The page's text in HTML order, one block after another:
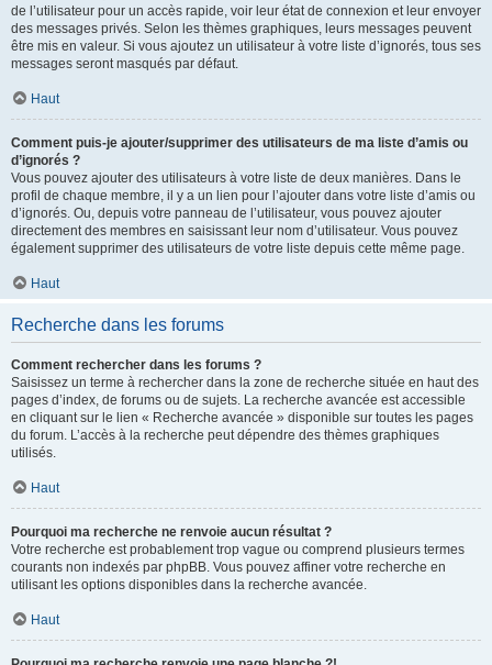
de l’utilisateur pour un accès rapide, voir leur état de connexion et leur envoyer
des messages privés. Selon les thèmes graphiques, leurs messages peuvent
être mis en valeur. Si vous ajoutez un utilisateur à votre liste d’ignorés, tous ses
messages seront masqués par défaut.
Haut
Comment puis-je ajouter/supprimer des utilisateurs de ma liste d’amis ou
d’ignorés ?
Vous pouvez ajouter des utilisateurs à votre liste de deux manières. Dans le
profil de chaque membre, il y a un lien pour l’ajouter dans votre liste d’amis ou
d’ignorés. Ou, depuis votre panneau de l’utilisateur, vous pouvez ajouter
directement des membres en saisissant leur nom d’utilisateur. Vous pouvez
également supprimer des utilisateurs de votre liste depuis cette même page.
Haut
Recherche dans les forums
Comment rechercher dans les forums ?
Saisissez un terme à rechercher dans la zone de recherche située en haut des
pages d’index, de forums ou de sujets. La recherche avancée est accessible
en cliquant sur le lien « Recherche avancée » disponible sur toutes les pages
du forum. L’accès à la recherche peut dépendre des thèmes graphiques
utilisés.
Haut
Pourquoi ma recherche ne renvoie aucun résultat ?
Votre recherche est probablement trop vague ou comprend plusieurs termes
courants non indexés par phpBB. Vous pouvez affiner votre recherche en
utilisant les options disponibles dans la recherche avancée.
Haut